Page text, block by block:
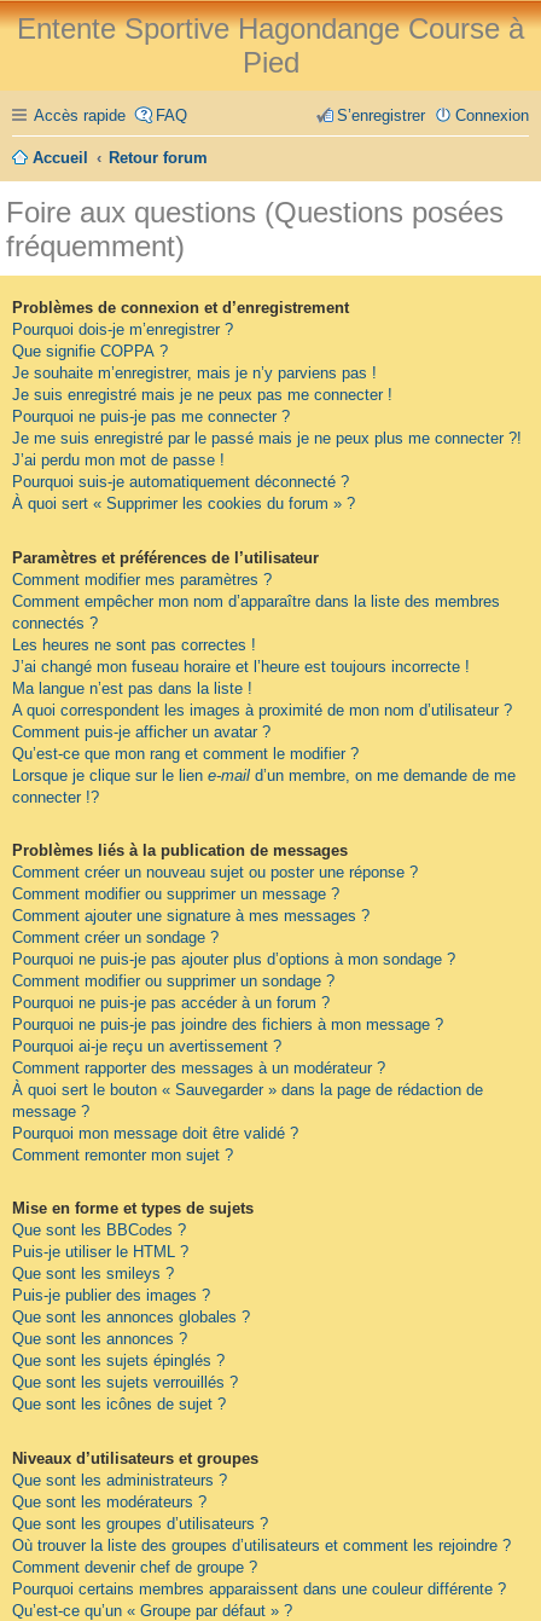
Entente Sportive Hagondange Course à
Pied
Accès rapide FAQ Connexion
S’enregistrer
Accueil Retour forum
Foire aux questions (Questions posées
fréquemment)
Problèmes de connexion et d’enregistrement
Pourquoi dois-je m’enregistrer ?
Que signifie COPPA ?
Je souhaite m’enregistrer, mais je n’y parviens pas !
Je suis enregistré mais je ne peux pas me connecter !
Pourquoi ne puis-je pas me connecter ?
Je me suis enregistré par le passé mais je ne peux plus me connecter ?!
J’ai perdu mon mot de passe !
Pourquoi suis-je automatiquement déconnecté ?
À quoi sert « Supprimer les cookies du forum » ?
Paramètres et préférences de l’utilisateur
Comment modifier mes paramètres ?
Comment empêcher mon nom d’apparaître dans la liste des membres
connectés ?
Les heures ne sont pas correctes !
J’ai changé mon fuseau horaire et l’heure est toujours incorrecte !
Ma langue n’est pas dans la liste !
A quoi correspondent les images à proximité de mon nom d’utilisateur ?
Comment puis-je afficher un avatar ?
Qu’est-ce que mon rang et comment le modifier ?
Lorsque je clique sur le lien e-mail d’un membre, on me demande de me
connecter !?
Problèmes liés à la publication de messages
Comment créer un nouveau sujet ou poster une réponse ?
Comment modifier ou supprimer un message ?
Comment ajouter une signature à mes messages ?
Comment créer un sondage ?
Pourquoi ne puis-je pas ajouter plus d’options à mon sondage ?
Comment modifier ou supprimer un sondage ?
Pourquoi ne puis-je pas accéder à un forum ?
Pourquoi ne puis-je pas joindre des fichiers à mon message ?
Pourquoi ai-je reçu un avertissement ?
Comment rapporter des messages à un modérateur ?
À quoi sert le bouton « Sauvegarder » dans la page de rédaction de
message ?
Pourquoi mon message doit être validé ?
Comment remonter mon sujet ?
Mise en forme et types de sujets
Que sont les BBCodes ?
Puis-je utiliser le HTML ?
Que sont les smileys ?
Puis-je publier des images ?
Que sont les annonces globales ?
Que sont les annonces ?
Que sont les sujets épinglés ?
Que sont les sujets verrouillés ?
Que sont les icônes de sujet ?
Niveaux d’utilisateurs et groupes
Que sont les administrateurs ?
Que sont les modérateurs ?
Que sont les groupes d’utilisateurs ?
Où trouver la liste des groupes d’utilisateurs et comment les rejoindre ?
Comment devenir chef de groupe ?
Pourquoi certains membres apparaissent dans une couleur différente ?
Qu’est-ce qu’un « Groupe par défaut » ?